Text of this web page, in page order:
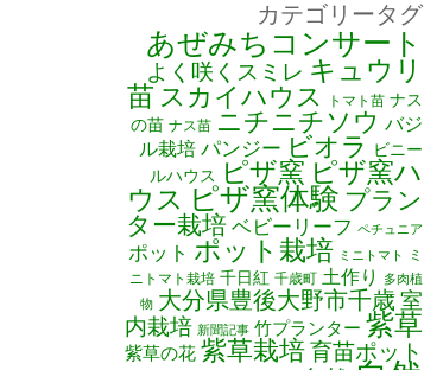
カテゴリータグ
あぜみちコンサート
よく咲くスミレ キュウリ
苗 スカイハウス トマト苗 ナス
の苗 ナス苗 ニチニチソウ バジ
ル栽培 パンジー ビオラ
ビニー
ルハウス
ピザ窯 ピザ窯ハ
ウス ピザ窯体験 プラン
ター栽培 ベビーリーフ ペチュニア
ポット ポット栽培 ミニトマト
ミ
ニトマト栽培 千日紅 千歳町 土作り
多肉植
物 大分県豊後大野市千歳室
内栽培 新聞記事 竹プランター 紫草
紫草の花 紫草栽培育苗ポット